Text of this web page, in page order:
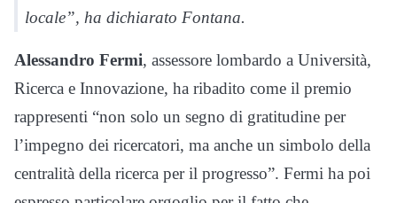
locale”, ha dichiarato Fontana.
Alessandro Fermi, assessore lombardo a Università,
Ricerca e Innovazione, ha ribadito come il premio
rappresenti “non solo un segno di gratitudine per
l’impegno dei ricercatori, ma anche un simbolo della
centralità della ricerca per il progresso”. Fermi ha poi